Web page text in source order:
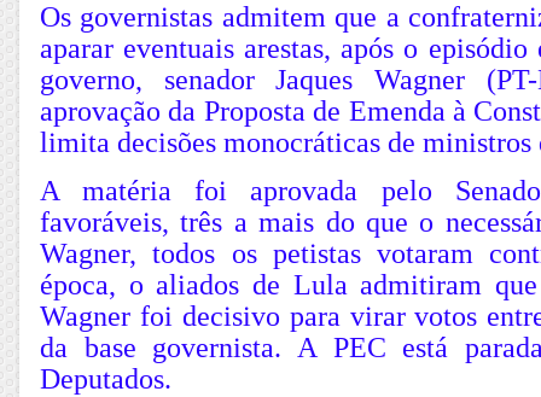
Os governistas admitem que a
aparar eventuais arestas, após o
governo, senador Jaques Wagner
aprovação da Proposta de Emenda à
limita decisões monocráticas de ministros
A matéria foi aprovada pelo
favoráveis, três a mais do que o
Wagner, todos os petistas votaram
época, o aliados de Lula admitiram
Wagner foi decisivo para virar votos
da base governista. A PEC está
Deputados.